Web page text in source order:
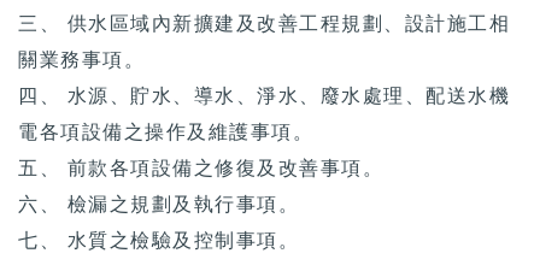
三、 供水區域內新擴建及改善工程規劃、設計施工相
關業務事項。
四、 水源、貯水、導水、淨水、廢水處理、配送水機
電各項設備之操作及維護事項。
五、 前款各項設備之修復及改善事項。
六、 檢漏之規劃及執行事項。
七、 水質之檢驗及控制事項。